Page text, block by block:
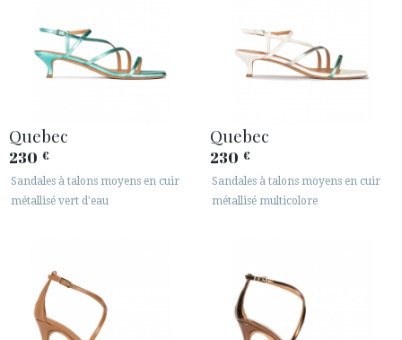
Quebec
230 €
Sandales à talons moyens en cuir
métallisé vert d'eau
Quebec
230 €
Sandales à talons moyens en cuir
métallisé multicolore